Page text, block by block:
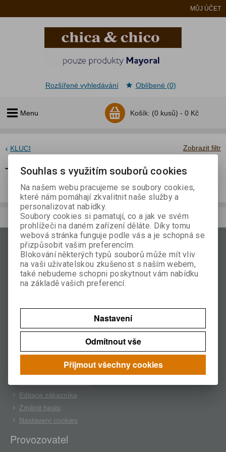
MŮJ ÚČET
Menu Košík: (0 kusů) - 0 Kč
Rozšířené vyhledávání Oblíbené (0)
Zobrazit filtr
KLUCI
Trička, Tílka, Košile, Roláky
Zákaznický servis
O značce
Doprava a platba
Kontakt
Reklamační podmínky
Nová registrace
Oblíbené položky
Editace zákazníka
Změnit heslo
Nastavení cookies
Provozovatel
Souhlas s využitím souborů cookies
Na našem webu pracujeme se soubory cookies,
které nám pomáhají zkvalitnit naše služby a
personalizovat nabídky.
Soubory cookies si pamatují, co a jak ve svém
prohlížeči na daném zařízení děláte. Díky tomu
webová stránka funguje podle vás a je schopná se
přizpůsobit vašim preferencím.
Blokování některých typů souborů může mít vliv
na vaši uživatelskou zkušenost s naším webem,
také nebudeme schopni poskytnout vám nabídku
na základě vašich preferencí.
Nastavení
Odmítnout vše
Přijmout všechny cookies